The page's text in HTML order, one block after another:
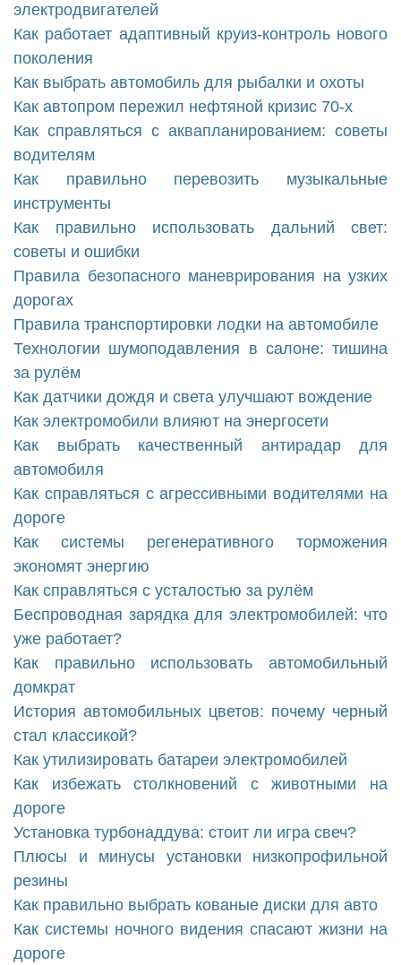
электродвигателей
Как работает адаптивный круиз-контроль нового
поколения
Как выбрать автомобиль для рыбалки и охоты
Как автопром пережил нефтяной кризис 70-х
Как справляться с аквапланированием: советы
водителям
Как правильно перевозить музыкальные
инструменты
Как правильно использовать дальний свет:
советы и ошибки
Правила безопасного маневрирования на узких
дорогах
Правила транспортировки лодки на автомобиле
Технологии шумоподавления в салоне: тишина
за рулём
Как датчики дождя и света улучшают вождение
Как электромобили влияют на энергосети
Как выбрать качественный антирадар для
автомобиля
Как справляться с агрессивными водителями на
дороге
Как системы регенеративного торможения
экономят энергию
Как справляться с усталостью за рулём
Беспроводная зарядка для электромобилей: что
уже работает?
Как правильно использовать автомобильный
домкрат
История автомобильных цветов: почему черный
стал классикой?
Как утилизировать батареи электромобилей
Как избежать столкновений с животными на
дороге
Установка турбонаддува: стоит ли игра свеч?
Плюсы и минусы установки низкопрофильной
резины
Как правильно выбрать кованые диски для авто
Как системы ночного видения спасают жизни на
дороге